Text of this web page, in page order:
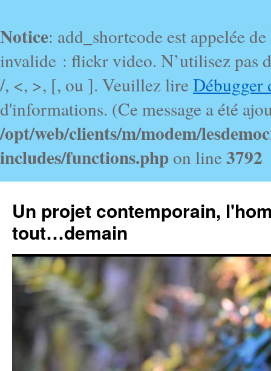
Notice: add_shortcode est appelée
invalide : flickr video. N’utilisez pas
/, <, >, [, ou ]. Veuillez lireDébugger
d'informations. (Ce message a été
/opt/web/clients/m/modem/
includes/functions.php on line3792
Un projet contemporain,
tout…demain